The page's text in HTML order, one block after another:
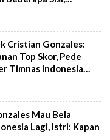
Cristian Gonzales:
Top Skor, Pede
Timnas Indonesia
Mau Bela
Lagi, Istri: Kapan